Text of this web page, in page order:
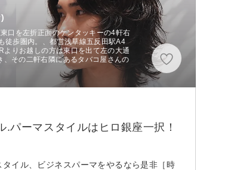
口を左折正面のケンタッキーの4軒右
徒歩圏内。、都営浅草線五反田駅A4
りお越しの方は東口を出て左の大通
その二軒右隣にあるタバコ屋さんの
ーマスタイルはヒロ銀座一択！
イル、ビジネスパーマをやるなら是非［時